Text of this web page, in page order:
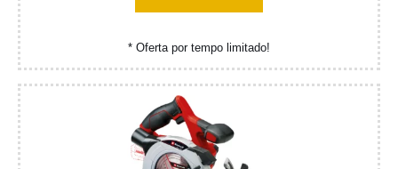
* Oferta por tempo limitado!